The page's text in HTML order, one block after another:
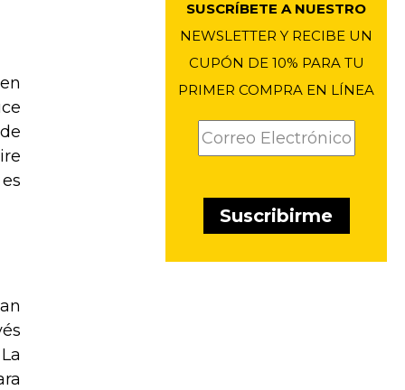
SUSCRÍBETE A NUESTRO
NEWSLETTER Y RECIBE UN
CUPÓN DE 10% PARA TU
PRIMER COMPRA EN LÍNEA